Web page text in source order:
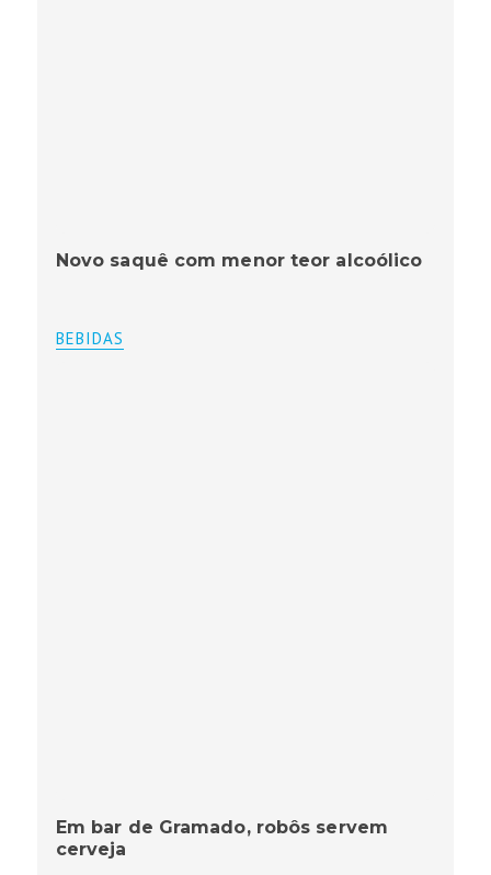
Novo saquê com menor teor alcoólico
BEBIDAS
Em bar de Gramado, robôs servem
cerveja